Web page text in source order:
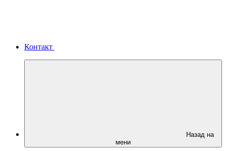
Контакт
Назад на
мени